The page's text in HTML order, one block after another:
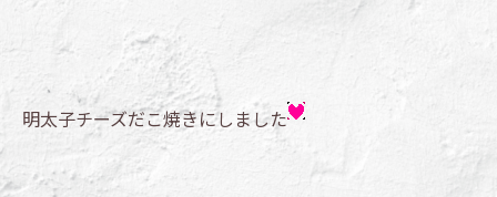
明太子チーズだこ焼きにしました